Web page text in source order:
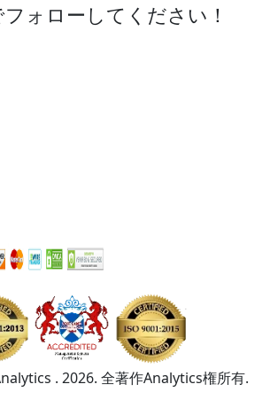
ォローしてください！
. 2026. 全著作Analytics権所有.